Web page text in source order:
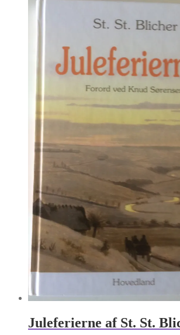
Juleferierne af St. St.